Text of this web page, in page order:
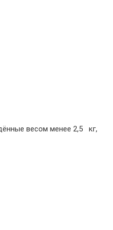
весом менее 2,5 кг,